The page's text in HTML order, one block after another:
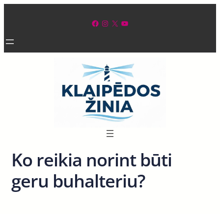
Facebook Instagram X YouTube
Ko reikia norint būti
geru buhalteriu?